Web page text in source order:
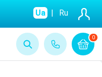
0
Ua | Ru